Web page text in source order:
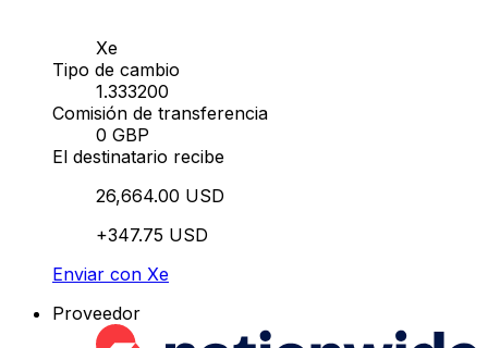
Xe
Tipo de cambio
1.333200
Comisión de transferencia
0 GBP
El destinatario recibe
26,664.00 USD
+347.75 USD
Enviar con Xe
Proveedor